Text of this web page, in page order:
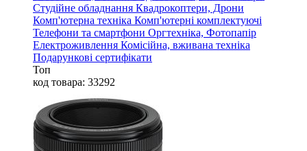
Студійне обладнання Квадрокоптери, Дрони
Комп'ютерна техніка Комп'ютерні комплектуючі
Телефони та смартфони Оргтехніка, Фотопапір
Електроживлення Комісійна, вживана техніка
Подарункові сертифікати
Топ
код товара: 33292